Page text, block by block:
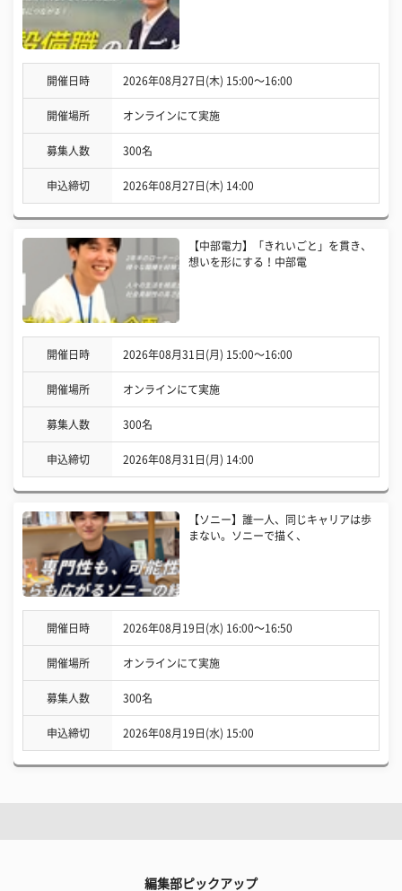
開催日時 2026年08月27日(木) 15:00〜16:00
開催場所 オンラインにて実施
募集人数 300名
申込締切 2026年08月27日(木) 14:00
【中部電力】「きれいごと」を貫き、
想いを形にする！中部電
開催日時 2026年08月31日(月) 15:00〜16:00
開催場所 オンラインにて実施
募集人数 300名
申込締切 2026年08月31日(月) 14:00
【ソニー】誰一人、同じキャリアは歩
まない。ソニーで描く、
開催日時 2026年08月19日(水) 16:00〜16:50
開催場所 オンラインにて実施
募集人数 300名
申込締切 2026年08月19日(水) 15:00
編集部ピックアップ